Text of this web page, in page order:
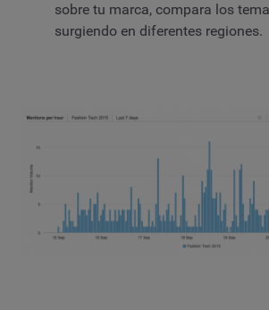
sobre tu marca, compara los
surgiendo en diferentes regiones.